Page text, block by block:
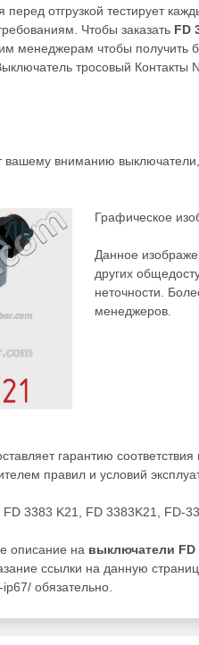
перед отгрузкой тестирует
Чтобы заказать FD
менеджерам чтобы
тросовый Контакты
вашему вниманию выключатели
Графическое
Данное
других
неточности.
менеджеров.
гарантию
правил и условий
3383 K21, FD 3383K21, FD-
описание на выключатели FD
ссылки на данную
обязательно.